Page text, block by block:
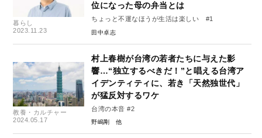
暮らし
2023.11.23
位になった母の弁当とは
ちょっと不運なほうが生活は楽しい #1
田中卓志
教養・カルチャー
2024.05.17
村上春樹が台湾の若者たちに与えた影
響…“独立するべきだ！”と唱える台湾ア
イデンティティに、若き「天然独世代」
が猛反対するワケ
台湾の本音 #2
野嶋剛